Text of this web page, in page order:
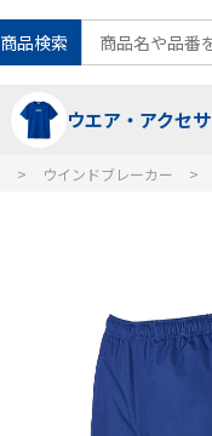
商品検索
ウエア・アクセ
ランニングシャツ・パ
スウェット
グラウンド用品
バランス
フォーム・動きづくり
ウインドブレーカー